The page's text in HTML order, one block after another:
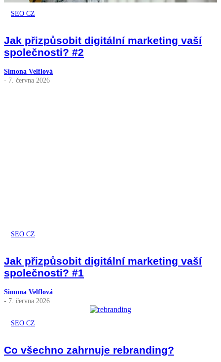
SEO CZ
Jak přizpůsobit digitální marketing vaší
společnosti? #2
Simona Velflová
- 7. června 2026
SEO CZ
Jak přizpůsobit digitální marketing vaší
společnosti? #1
Simona Velflová
- 7. června 2026
SEO CZ
Co všechno zahrnuje rebranding?